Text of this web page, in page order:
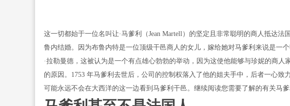
这一切都始于一位名叫让·马爹利（Jean Martell）的坚定且非常聪明的商人抵达
鲁内结婚。因为布鲁内特是一位顶级干邑商人的女儿，嫁给她对马爹利来说是一
·拉勒曼德，这被认为是一个有点雄心勃勃的举动，因为这使他能够与珍妮的商
的原因。1753 年马爹利去世后，公司的控制权落入了他的姐夫手中，后者一心
可能永远不会在大西洋的这一边看到马爹利干邑。继续阅读您需要了解的有关马爹